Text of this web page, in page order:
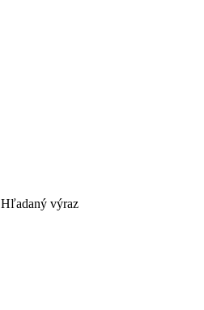
Hľadaný výraz